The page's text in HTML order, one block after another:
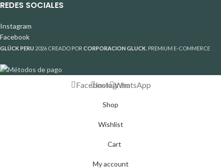
REDES SOCIALES
Instagram
Facebook
GLÜCK PERU 2026 CREADO POR CORPORACION GLUCK . PREMIUM E-COMMERCE
FacebookInstagramWhatsApp
Shop
Wishlist
Cart
My account